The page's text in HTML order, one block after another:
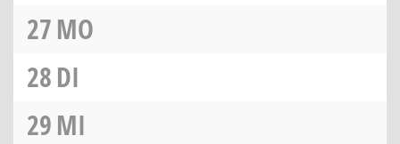
27MO
28DI
29MI